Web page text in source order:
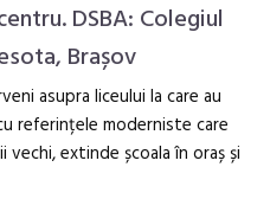
DSBA: Colegiul
Brașov
asupra liceului la care au
referințele moderniste care
extinde școala în oraș și